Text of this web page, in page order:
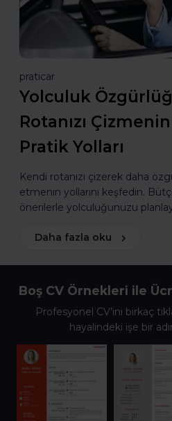
praticar
Yolculuk
Rotanızı
Pratik Yolları
Kendi rotanızı çizerek daha
etmenin yollarını keşfedin.
önerilerle yolculuğunuzu
Daha fazla oku
Boş CV Örnekleri ile
Profesyonel CV’ini birkaç
hayalindeki işe bir